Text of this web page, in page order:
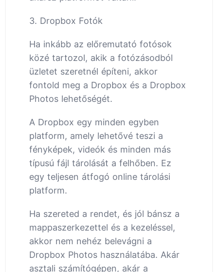
3. Dropbox Fotók
Ha inkább az előremutató fotósok
közé tartozol, akik a fotózásodból
üzletet szeretnél építeni, akkor
fontold meg a Dropbox és a Dropbox
Photos lehetőségét.
A Dropbox egy minden egyben
platform, amely lehetővé teszi a
fényképek, videók és minden más
típusú fájl tárolását a felhőben. Ez
egy teljesen átfogó online tárolási
platform.
Ha szereted a rendet, és jól bánsz a
mappaszerkezettel és a kezeléssel,
akkor nem nehéz belevágni a
Dropbox Photos használatába. Akár
asztali számítógépen, akár a